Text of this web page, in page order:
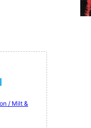
/ Milt &